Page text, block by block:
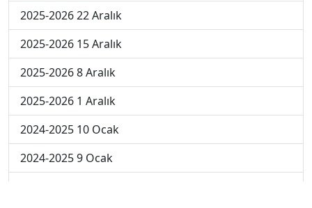
2025-2026 22 Aralık
2025-2026 15 Aralık
2025-2026 8 Aralık
2025-2026 1 Aralık
2024-2025 10 Ocak
2024-2025 9 Ocak